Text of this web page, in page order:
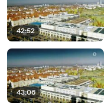
42:52
43:06